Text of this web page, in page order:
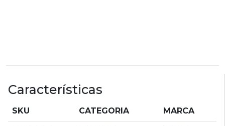
Características
SKU CATEGORIA MARCA